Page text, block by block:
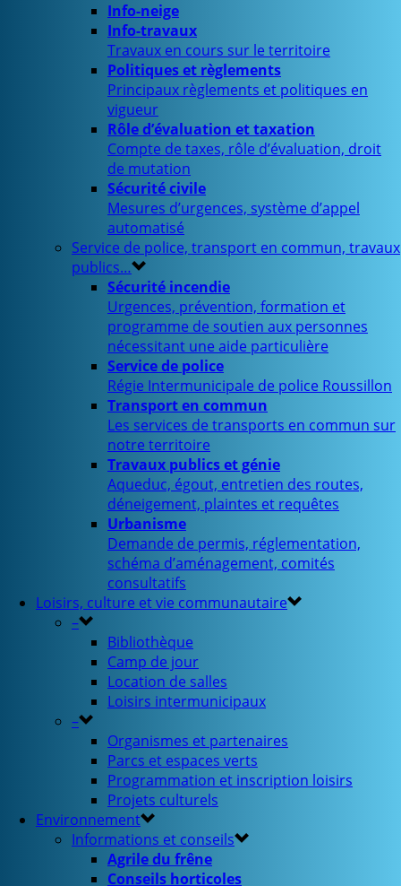
Info-neige
Info-travaux
Travaux en cours sur le territoire
Politiques et règlements
Principaux règlements et politiques en
vigueur
Rôle d’évaluation et taxation
Compte de taxes, rôle d’évaluation, droit
de mutation
Sécurité civile
Mesures d’urgences, système d’appel
automatisé
Service de police, transport en commun, travaux
publics…
Sécurité incendie
Urgences, prévention, formation et
programme de soutien aux personnes
nécessitant une aide particulière
Service de police
Régie Intermunicipale de police Roussillon
Transport en commun
Les services de transports en commun sur
notre territoire
Travaux publics et génie
Aqueduc, égout, entretien des routes,
déneigement, plaintes et requêtes
Urbanisme
Demande de permis, réglementation,
schéma d’aménagement, comités
consultatifs
Loisirs, culture et vie communautaire
–
Bibliothèque
Camp de jour
Location de salles
Loisirs intermunicipaux
–
Organismes et partenaires
Parcs et espaces verts
Programmation et inscription loisirs
Projets culturels
Environnement
Informations et conseils
Agrile du frêne
Conseils horticoles